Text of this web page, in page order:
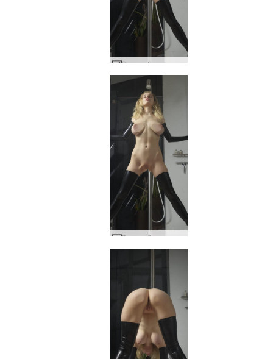
मिला एक गीला सपना #24
मिला एक गीला सपना #20